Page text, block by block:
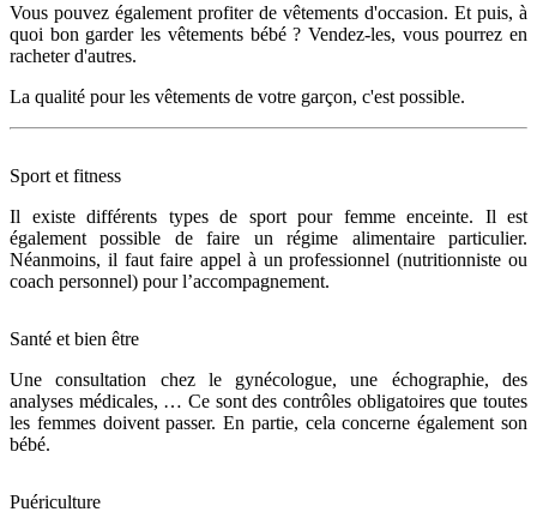
Vous pouvez également profiter de vêtements d'occasion. Et puis, à
quoi bon garder les vêtements bébé ? Vendez-les, vous pourrez en
racheter d'autres.
La qualité pour les vêtements de votre garçon, c'est possible.
Sport et fitness
Il existe différents types de sport pour femme enceinte. Il est
également possible de faire un régime alimentaire particulier.
Néanmoins, il faut faire appel à un professionnel (nutritionniste ou
coach personnel) pour l’accompagnement.
Santé et bien être
Une consultation chez le gynécologue, une échographie, des
analyses médicales, … Ce sont des contrôles obligatoires que toutes
les femmes doivent passer. En partie, cela concerne également son
bébé.
Puériculture